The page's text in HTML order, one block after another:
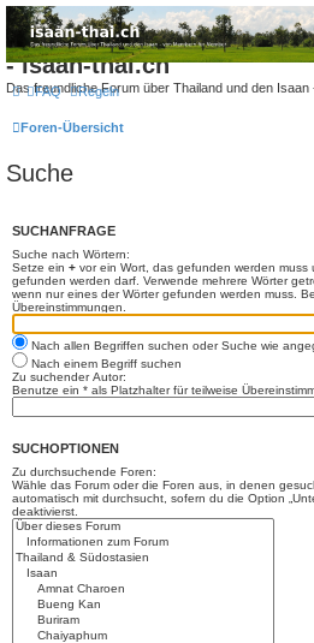
Thailand & Isaan Forum
- isaan-thai.ch
Das freundliche Forum über Thailand und den
FAQ Regeln
Foren-Übersicht
Suche
SUCHANFRAGE
Suche nach Wörtern:
Setze ein + vor ein Wort, das gefunden werden muss
gefunden werden darf. Verwende mehrere Wörter
wenn nur eines der Wörter gefunden werden muss.
Übereinstimmungen.
Nach allen Begriffen suchen oder Suche wie
Nach einem Begriff suchen
Zu suchender Autor:
Benutze ein * als Platzhalter für teilweise
SUCHOPTIONEN
Zu durchsuchende Foren:
Wähle das Forum oder die Foren aus, in denen
automatisch mit durchsucht, sofern du die Option
deaktivierst.